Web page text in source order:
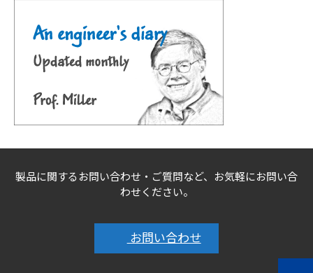
製品に関するお問い合わせ・ご質問など、お気軽にお問い合
わせください。
お問い合わせ